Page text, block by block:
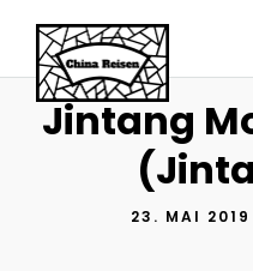
Jintang
23. MAI 2019